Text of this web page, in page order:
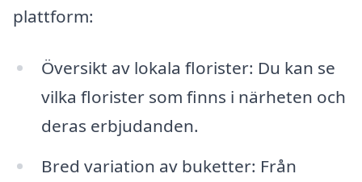
plattform:
Översikt av lokala florister: Du kan se
vilka florister som finns i närheten och
deras erbjudanden.
Bred variation av buketter: Från